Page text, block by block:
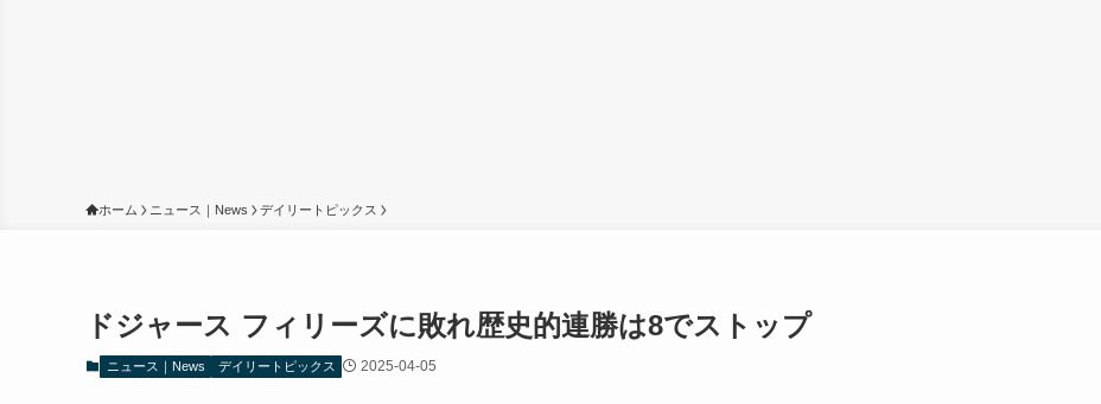
ホーム ニュース｜News デイリートピックス
ドジャース フィリーズに敗れ歴史的連勝は8でストップ
ニュース｜News デイリートピックス 2025-04-05